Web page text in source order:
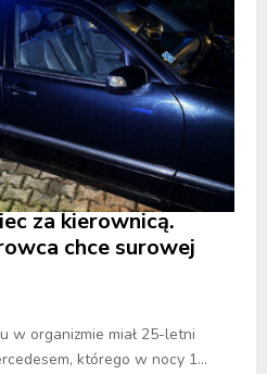
za kierownicą.
chce surowej
w organizmie miał 25-letni
którego w nocy 1...